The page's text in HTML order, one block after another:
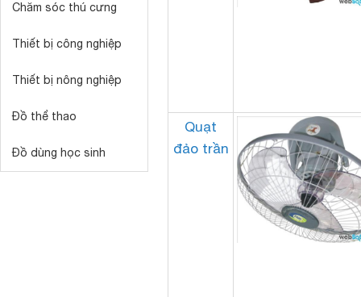
Chăm sóc thú cưng
Thiết bị công nghiệp
Thiết bị nông nghiệp
Đồ thể thao
Đồ dùng học sinh
Quạt
đảo trần